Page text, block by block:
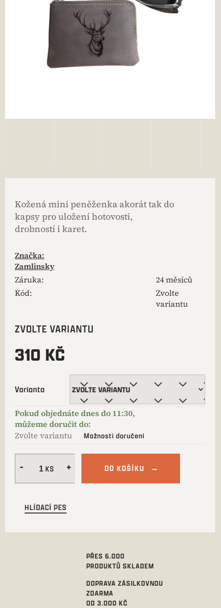
Kožená mini peněženka akorát tak do
kapsy pro uložení hotovosti,
drobností i karet.
Značka:
Zamlinsky
Záruka:
24 měsíců
Kód:
Zvolte
variantu
ZVOLTE VARIANTU
310 KČ
Varianta
Zvolte variantu Možnosti doručení
DO KOŠÍKU
HLÍDACÍ PES
PŘES 6.000
PRODUKTŮ SKLADEM
DOPRAVA ZÁSILKOVNOU
ZDARMA
OD 3.000 KČ